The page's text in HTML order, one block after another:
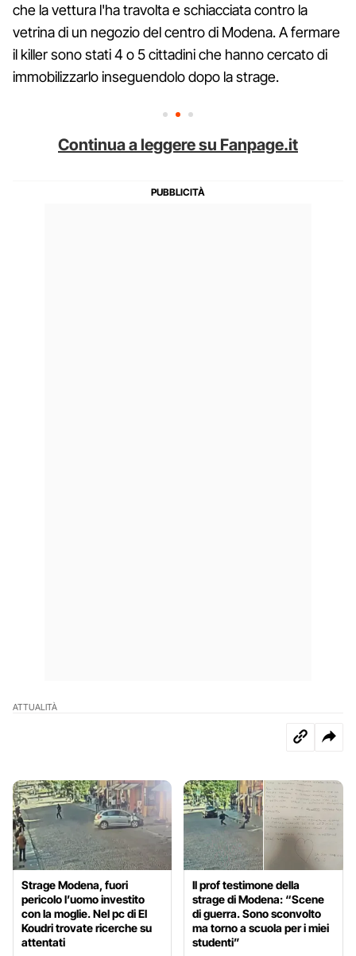
che la vettura l'ha travolta e schiacciata contro la
vetrina di un negozio del centro di Modena. A fermare
il killer sono stati 4 o 5 cittadini che hanno cercato di
immobilizzarlo inseguendolo dopo la strage.
Continua a leggere su Fanpage.it
ATTUALITÀ
Strage Modena, fuori
pericolo l’uomo investito
con la moglie. Nel pc di El
Koudri trovate ricerche su
attentati
Il prof testimone della
strage di Modena: “Scene
di guerra. Sono sconvolto
ma torno a scuola per i miei
studenti”